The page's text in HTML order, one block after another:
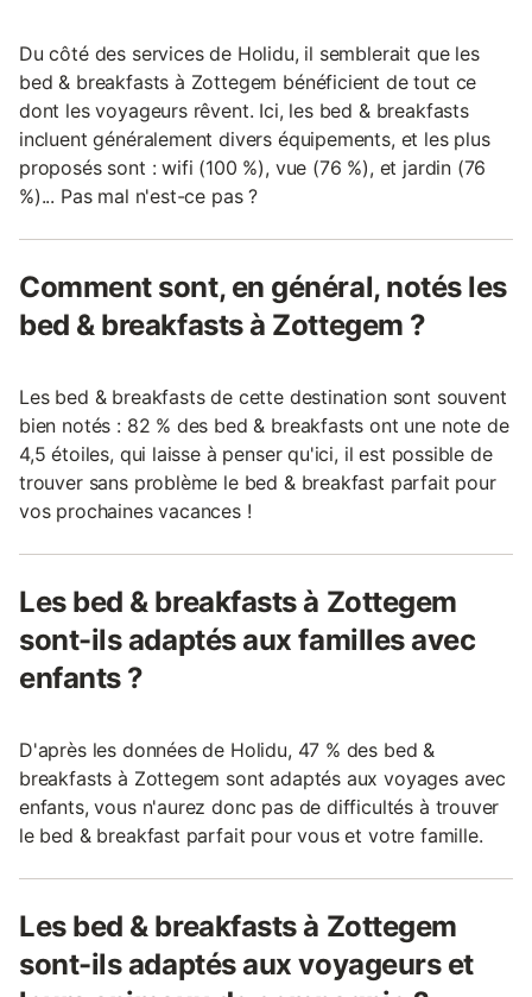
Du côté des services de Holidu, il semblerait que les
bed & breakfasts à Zottegem bénéficient de tout ce
dont les voyageurs rêvent. Ici, les bed & breakfasts
incluent généralement divers équipements, et les plus
proposés sont : wifi (100 %), vue (76 %), et jardin (76
%)... Pas mal n'est-ce pas ?
Comment sont, en général, notés les
bed & breakfasts à Zottegem ?
Les bed & breakfasts de cette destination sont souvent
bien notés : 82 % des bed & breakfasts ont une note de
4,5 étoiles, qui laisse à penser qu'ici, il est possible de
trouver sans problème le bed & breakfast parfait pour
vos prochaines vacances !
Les bed & breakfasts à Zottegem
sont-ils adaptés aux familles avec
enfants ?
D'après les données de Holidu, 47 % des bed &
breakfasts à Zottegem sont adaptés aux voyages avec
enfants, vous n'aurez donc pas de difficultés à trouver
le bed & breakfast parfait pour vous et votre famille.
Les bed & breakfasts à Zottegem
sont-ils adaptés aux voyageurs et